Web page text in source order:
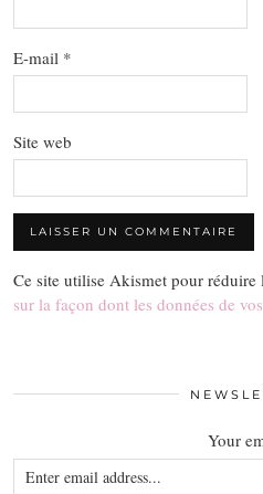
E-mail *
Site web
Ce site utilise Akismet pour réduire
sur la façon dont les données de
Your